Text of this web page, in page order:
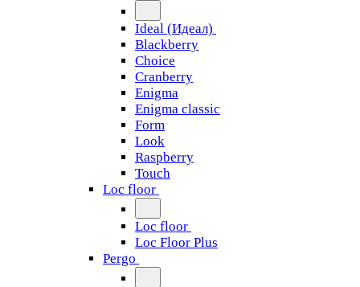
Ideal (Идеал)
Blackberry
Choice
Cranberry
Enigma
Enigma classic
Form
Look
Raspberry
Touch
Loc floor
Loc floor
Loc Floor Plus
Pergo